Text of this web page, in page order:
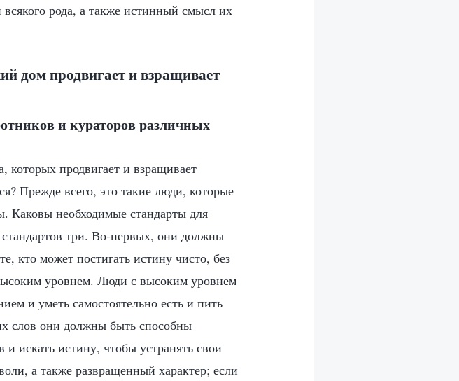
рода, а также истинный смысл их
дом продвигает и взращивает
и кураторов различных
которых продвигает и взращивает
Прежде всего, это такие люди, которые
Каковы необходимые стандарты для
три. Во-первых, они должны
кто может постигать истину чисто, без
уровнем. Люди с высоким уровнем
и уметь самостоятельно есть и пить
слов они должны быть способны
искать истину, чтобы устранять свои
а также развращенный характер; если